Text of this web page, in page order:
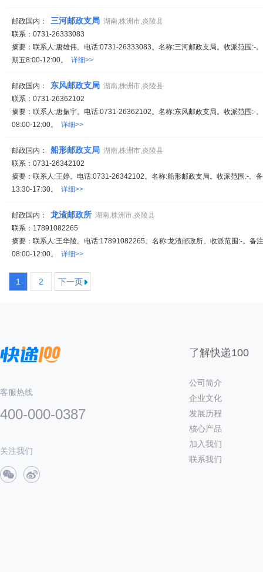
邮政国内： 三河邮政支局 湖南,株洲市,炎陵县
联系：0731-26333083
摘要：联系人:唐雄伟。电话:0731-26333083。名称:三河邮政支局。收派范围:-
期五8:00-12:00。 详细>>
邮政国内： 东风邮政支局 湖南,株洲市,炎陵县
联系：0731-26362102
摘要：联系人:唐振宇。电话:0731-26362102。名称:东风邮政支局。收派范围:-
08:00-12:00。 详细>>
邮政国内： 船形邮政支局 湖南,株洲市,炎陵县
联系：0731-26342102
摘要：联系人:王婷。电话:0731-26342102。名称:船形邮政支局。收派范围:-。
13:30-17:30。 详细>>
邮政国内： 龙渣邮政所 湖南,株洲市,炎陵县
联系：17891082265
摘要：联系人:王华陵。电话:17891082265。名称:龙渣邮政所。收派范围:-。备
08:00-12:00。 详细>>
1 2 下一页
客服热线
400-000-0387
关注我们
了解快递100
公司简介
企业文化
发展历程
核心产品
加入我们
联系我们